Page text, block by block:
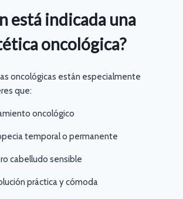
está indicada una
oncológica?
oncológicas están especialmente
que:
oncológico
temporal o permanente
cabelludo sensible
práctica y cómoda